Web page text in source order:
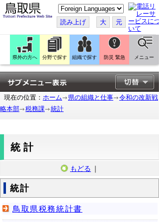
こ
の
ペ
ー
ジ
翻
訳
す
る
読み上げ 大 元
県外の方へ 分野で探す 組織で探す 防災 緊急 メニュー
現在の位置： ホーム 県の組織と仕事
令和の改新戦
略本部
税務課 統計
統計
もどる ｜
統計
鳥取県税務統計書